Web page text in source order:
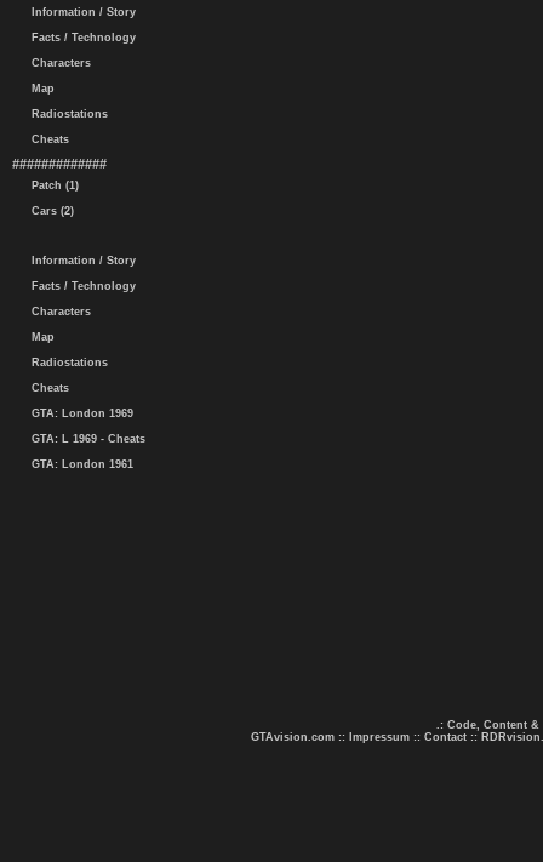
Information / Story
Facts / Technology
Characters
Map
Radiostations
Cheats
#############
Patch (1)
Cars (2)
Information / Story
Facts / Technology
Characters
Map
Radiostations
Cheats
GTA: London 1969
GTA: L 1969 - Cheats
GTA: London 1961
.: Code, Content &
GTAvision.com :: Impressum :: Contact ::